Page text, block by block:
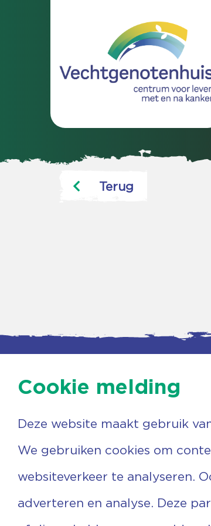
Terug
Agenda
Nieuwsbrief
Vrijwilligers
Steun ons
Cookie melding
Deze website maakt gebruik
We gebruiken cookies om
websiteverkeer te analyseren.
adverteren en analyse. Deze